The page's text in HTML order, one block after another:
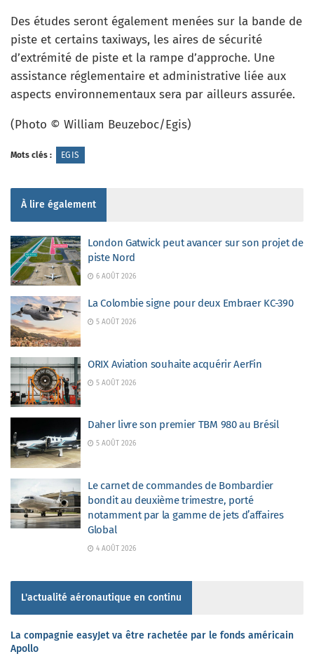
Des études seront également menées sur la bande de
piste et certains taxiways, les aires de sécurité
d’extrémité de piste et la rampe d’approche. Une
assistance réglementaire et administrative liée aux
aspects environnementaux sera par ailleurs assurée.
(Photo © William Beuzeboc/Egis)
Mots clés : EGIS
À lire également
London Gatwick peut avancer sur son projet de
piste Nord
6 AOÛT 2026
La Colombie signe pour deux Embraer KC-390
5 AOÛT 2026
ORIX Aviation souhaite acquérir AerFin
5 AOÛT 2026
Daher livre son premier TBM 980 au Brésil
5 AOÛT 2026
Le carnet de commandes de Bombardier
bondit au deuxième trimestre, porté
notamment par la gamme de jets d’affaires
Global
4 AOÛT 2026
L'actualité aéronautique en continu
La compagnie easyJet va être rachetée par le fonds américain
Apollo